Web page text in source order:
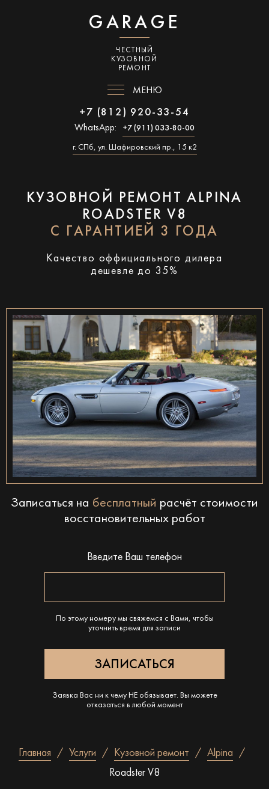
GARAGE
ЧЕСТНЫЙ
КУЗОВНОЙ
РЕМОНТ
МЕНЮ
+7 (812) 920-33-54
WhatsApp: +7 (911) 033-80-00
г. СПб, ул. Шафировский пр., 15 к2
КУЗОВНОЙ РЕМОНТ ALPINA
ROADSTER V8
С ГАРАНТИЕЙ 3 ГОДА
Качество оффициального дилера
дешевле до 35%
Записаться на бесплатный расчёт стоимости
восстановительных работ
Введите Ваш телефон
По этому номеру мы свяжемся с Вами, чтобы
уточнить время для записи
Заявка Вас ни к чему НЕ обязывает. Вы можете
отказаться в любой момент
Главная Услуги Кузовной ремонт
Alpina
Roadster V8